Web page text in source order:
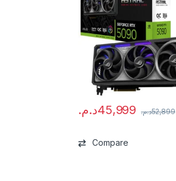
45,999د.م. 52,899د.م.
Compare